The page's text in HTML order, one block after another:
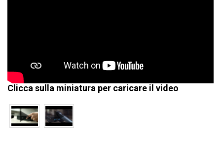
Clicca sulla miniatura per caricare il video